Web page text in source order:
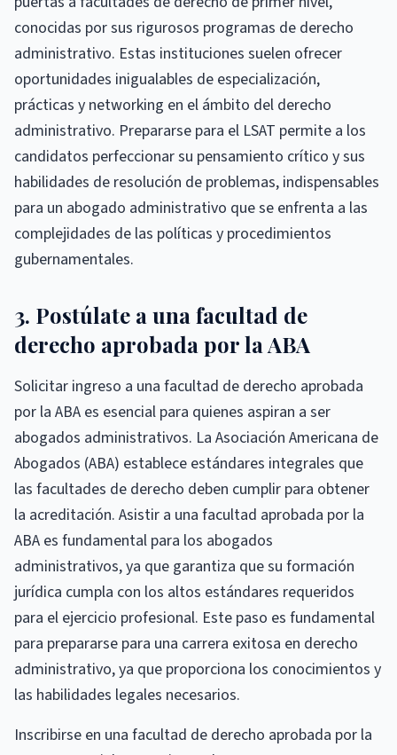
conocidas por sus rigurosos programas de derecho
administrativo. Estas instituciones suelen ofrecer
oportunidades inigualables de especialización,
prácticas y networking en el ámbito del derecho
administrativo. Prepararse para el LSAT permite a los
candidatos perfeccionar su pensamiento crítico y sus
habilidades de resolución de problemas, indispensables
para un abogado administrativo que se enfrenta a las
complejidades de las políticas y procedimientos
gubernamentales.
3. Postúlate a una facultad de
derecho aprobada por la ABA
Solicitar ingreso a una facultad de derecho aprobada
por la ABA es esencial para quienes aspiran a ser
abogados administrativos. La Asociación Americana de
Abogados (ABA) establece estándares integrales que
las facultades de derecho deben cumplir para obtener
la acreditación. Asistir a una facultad aprobada por la
ABA es fundamental para los abogados
administrativos, ya que garantiza que su formación
jurídica cumpla con los altos estándares requeridos
para el ejercicio profesional. Este paso es fundamental
para prepararse para una carrera exitosa en derecho
administrativo, ya que proporciona los conocimientos y
las habilidades legales necesarios.
Inscribirse en una facultad de derecho aprobada por la